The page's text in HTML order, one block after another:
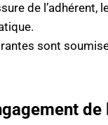
de l’adhérent,
sont
de